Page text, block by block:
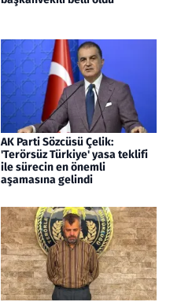
AK Parti Sözcüsü Çelik:
'Terörsüz Türkiye' yasa teklifi
ile sürecin en önemli
aşamasına gelindi